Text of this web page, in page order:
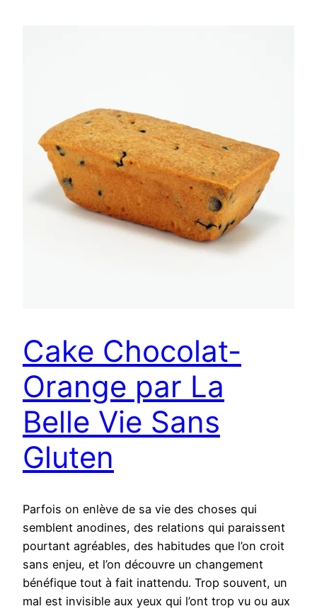
Cake Chocolat-
Orange par La
Belle Vie Sans
Gluten
Parfois on enlève de sa vie des choses qui
semblent anodines, des relations qui paraissent
pourtant agréables, des habitudes que l’on croit
sans enjeu, et l’on découvre un changement
bénéfique tout à fait inattendu. Trop souvent, un
mal est invisible aux yeux qui l’ont trop vu ou aux